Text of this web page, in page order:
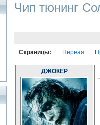
Чип тюнинг
Страницы: Первая
ДЖОКЕР